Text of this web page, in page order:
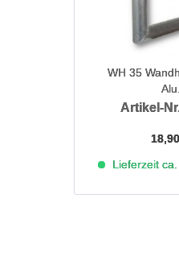
WH 35
Artikel-
Lieferzeit